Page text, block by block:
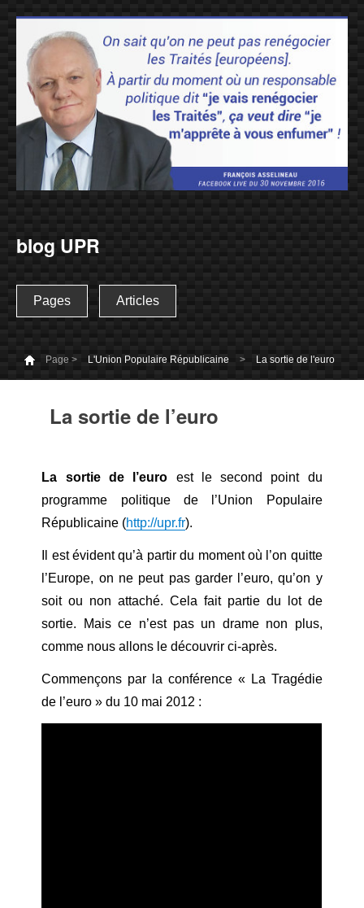
blog UPR
Pages Articles
Page > L'Union Populaire Républicaine > La sortie de l'euro
La sortie de l’euro
La sortie de l’euro est le second point du
programme politique de l’Union Populaire
Républicaine (http://upr.fr).
Il est évident qu’à partir du moment où l’on quitte
l’Europe, on ne peut pas garder l’euro, qu’on y
soit ou non attaché. Cela fait partie du lot de
sortie. Mais ce n’est pas un drame non plus,
comme nous allons le découvrir ci-après.
Commençons par la conférence « La Tragédie
de l’euro » du 10 mai 2012 :